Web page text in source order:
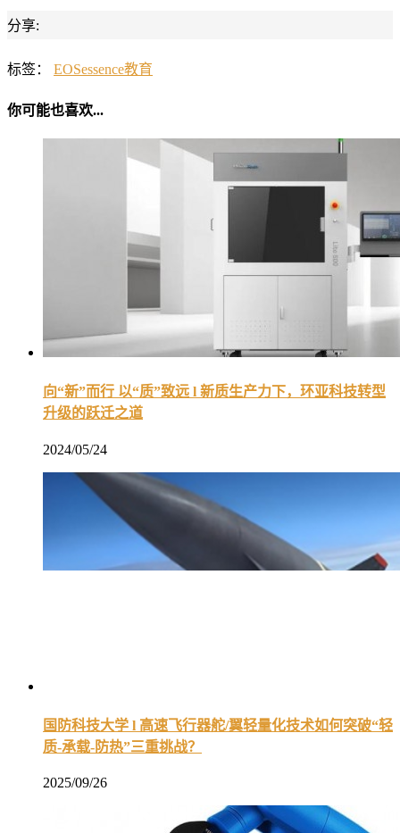
分享:
标签： EOSessence教育
你可能也喜欢...
向“新”而行 以“质”致远 l 新质生产力下，环亚科技转型
升级的跃迁之道
2024/05/24
国防科技大学 l 高速飞行器舵/翼轻量化技术如何突破“轻
质-承载-防热”三重挑战？
2025/09/26